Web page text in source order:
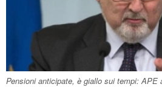
Pensioni anticipate, è giallo sui tempi: